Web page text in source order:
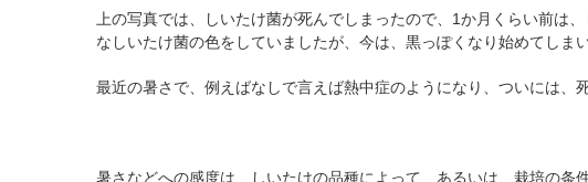
上の写真では、しいたけ菌が死んでしまったので、1か月くらい前は
なしいたけ菌の色をしていましたが、今は、黒っぽくなり始めてしまい
最近の暑さで、例えばなしで言えば熱中症のようになり、ついには、
暑さなどへの感度は、しいたけの品種によって、あるいは、栽培の条